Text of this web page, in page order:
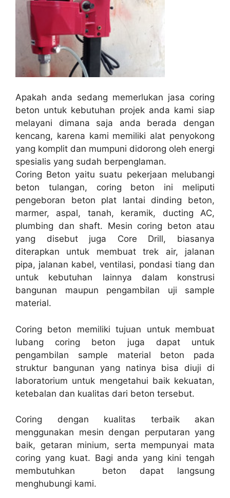
Apakah anda sedang memerlukan jasa coring
beton untuk kebutuhan projek anda kami siap
melayani dimana saja anda berada dengan
kencang, karena kami memiliki alat penyokong
yang komplit dan mumpuni didorong oleh energi
spesialis yang sudah berpenglaman.
Coring Beton yaitu suatu pekerjaan melubangi
beton tulangan, coring beton ini meliputi
pengeboran beton plat lantai dinding beton,
marmer, aspal, tanah, keramik, ducting AC,
plumbing dan shaft. Mesin coring beton atau
yang disebut juga Core Drill, biasanya
diterapkan untuk membuat trek air, jalanan
pipa, jalanan kabel, ventilasi, pondasi tiang dan
untuk kebutuhan lainnya dalam konstrusi
bangunan maupun pengambilan uji sample
material.
Coring beton memiliki tujuan untuk membuat
lubang coring beton juga dapat untuk
pengambilan sample material beton pada
struktur bangunan yang natinya bisa diuji di
laboratorium untuk mengetahui baik kekuatan,
ketebalan dan kualitas dari beton tersebut.
Coring dengan kualitas terbaik akan
menggunakan mesin dengan perputaran yang
baik, getaran minium, serta mempunyai mata
coring yang kuat. Bagi anda yang kini tengah
membutuhkan beton dapat langsung
menghubungi kami.